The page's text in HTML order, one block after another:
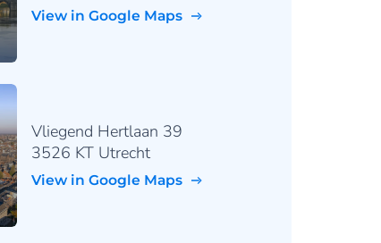
View in Google Maps
Vliegend Hertlaan 39
3526 KT Utrecht
View in Google Maps